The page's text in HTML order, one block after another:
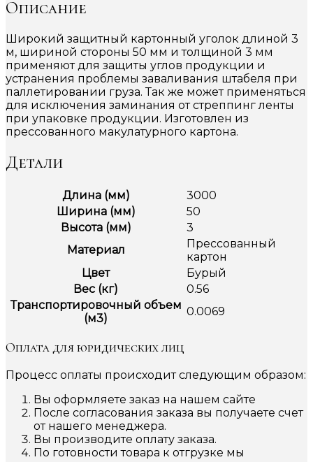
Описание
Широкий защитный картонный уголок длиной 3
м, шириной стороны 50 мм и толщиной 3 мм
применяют для защиты углов продукции и
устранения проблемы заваливания штабеля при
паллетировании груза. Так же может применяться
для исключения заминания от стреппинг ленты
при упаковке продукции. Изготовлен из
прессованного макулатурного картона.
Детали
Длина (мм)
3000
Ширина (мм)
50
Высота (мм)
3
Материал
Прессованный
картон
Цвет
Бурый
Вес (кг)
0.56
Транспортировочный объем
(м3)
0.0069
Оплата для юридических лиц
Процесс оплаты происходит следующим образом:
Вы оформляете заказ на нашем сайте
После согласования заказа вы получаете счет
от нашего менеджера.
Вы производите оплату заказа.
По готовности товара к отгрузке мы